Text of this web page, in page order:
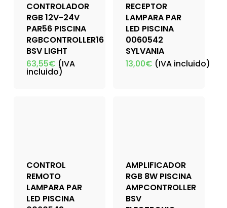
CONTROLADOR
RGB 12V-24V
PAR56 PISCINA
RGBCONTROLLER16
BSV LIGHT
63,55€ (IVA
incluido)
RECEPTOR
LAMPARA PAR
LED PISCINA
0060542
SYLVANIA
13,00€ (IVA incluido)
CONTROL
REMOTO
LAMPARA PAR
LED PISCINA
AMPLIFICADOR
RGB 8W PISCINA
AMPCONTROLLER
BSV